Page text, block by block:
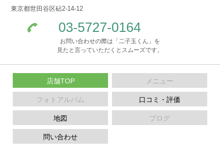
東京都世田谷区砧2-14-12
03-5727-0164
お問い合わせの際は「二子玉くん」を
見たと言っていただくとスムーズです。
店舗TOP メニュー
フォトアルバム 口コミ・評価
地図 ブログ
問い合わせ